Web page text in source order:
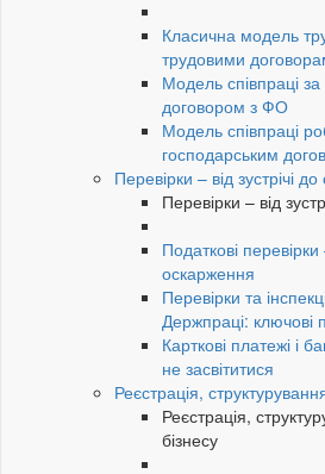
Класична модель
трудовими
Модель співпраці
договором з ФО
Модель співпраці
господарським
Перевірки – від зустрічі
Перевірки – від
Податкові перевірки
оскарження
Перевірки та
Держпраці: ключові
Карткові платежі і
не засвітитися
Реєстрація,
Реєстрація,
бізнесу